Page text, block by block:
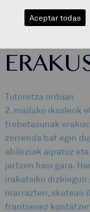
GURE
Tutoretza orduan
2. mailako ikasleok
trebetasunak
zerrenda bat egin
abileziak aipatuz
jartzen hasi gara.
irakatsiko dizkiegun
marrazten, skatean
frantsesez
Aceptar todas